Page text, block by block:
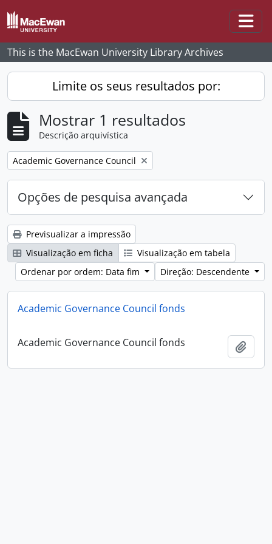
Skip to main content
This is the MacEwan University Library Archives
Limite os seus resultados por:
Mostrar 1 resultados
Descrição arquivística
Remove filter:
Academic Governance Council
Opções de pesquisa avançada
Previsualizar a impressão
Visualização em ficha
Visualização em tabela
Ordenar por ordem: Data fim
Direção: Descendente
Academic Governance Council fonds
Academic Governance Council fonds